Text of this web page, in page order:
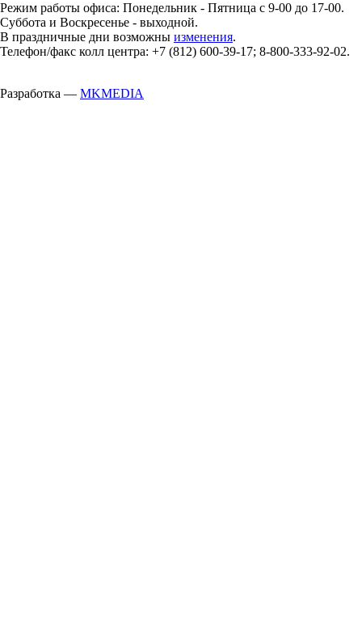
Режим работы офиса: Понедельник - Пятница с 9-00 до 17-00.
Суббота и Воскресенье - выходной.
В праздничные дни возможны изменения.
Телефон/факс колл центра: +7 (812) 600-39-17; 8-800-333-92-02.
Разработка — MKMEDIA